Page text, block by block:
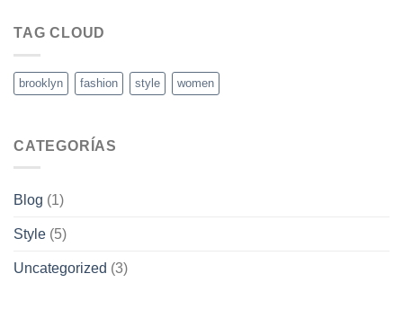
TAG CLOUD
brooklyn fashion style women
CATEGORÍAS
Blog (1)
Style (5)
Uncategorized (3)